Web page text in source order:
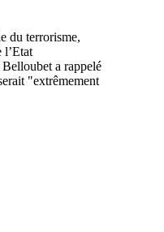
a rappelé
"extrêmement